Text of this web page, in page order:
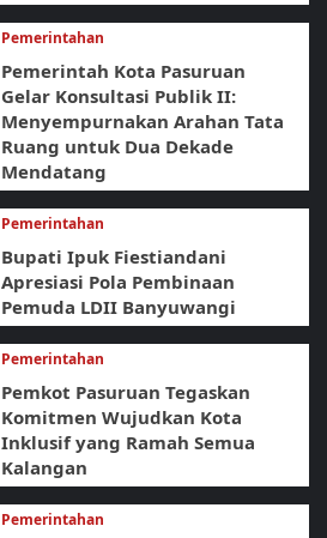
Pemerintahan
Pemerintah Kota Pasuruan
Gelar Konsultasi Publik II:
Menyempurnakan Arahan Tata
Ruang untuk Dua Dekade
Mendatang
Pemerintahan
Bupati Ipuk Fiestiandani
Apresiasi Pola Pembinaan
Pemuda LDII Banyuwangi
Pemerintahan
Pemkot Pasuruan Tegaskan
Komitmen Wujudkan Kota
Inklusif yang Ramah Semua
Kalangan
Pemerintahan